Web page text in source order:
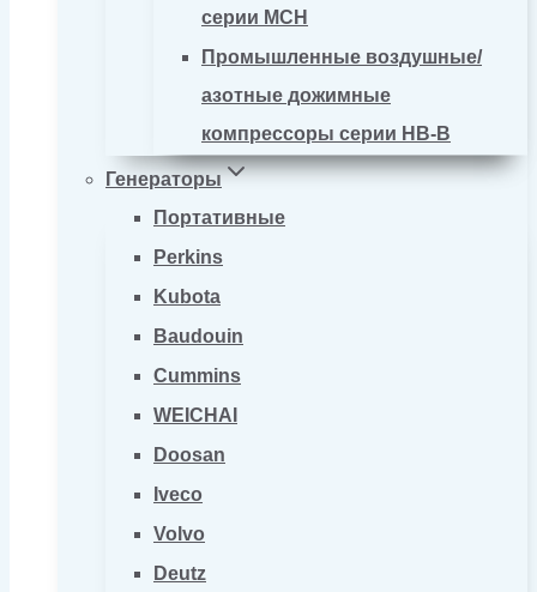
серии MCH
Промышленные воздушные/
азотные дожимные
компрессоры серии HB-B
Генераторы
Портативные
Perkins
Kubota
Baudouin
Cummins
WEICHAI
Doosan
Iveco
Volvo
Deutz